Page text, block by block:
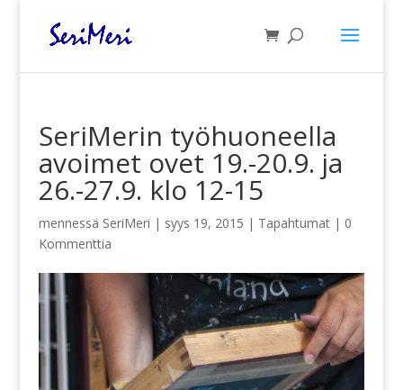
SeriMerin työhuoneella
avoimet ovet 19.-20.9. ja
26.-27.9. klo 12-15
mennessä SeriMeri | syys 19, 2015 | Tapahtumat| 0
Kommenttia